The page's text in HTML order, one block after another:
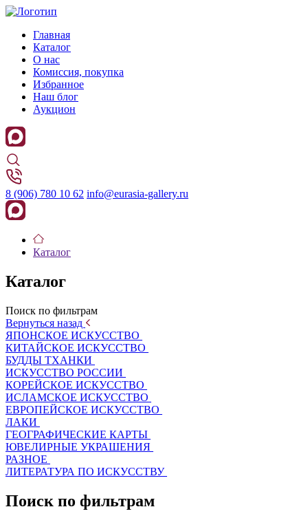
Главная
Каталог
О нас
Комиссия, покупка
Избранное
Наш блог
Аукцион
8 (906) 780 10 62 info@eurasia-gallery.ru
Каталог
Каталог
Поиск по фильтрам
Вернуться назад
ЯПОНСКОЕ ИСКУССТВО
КИТАЙСКОЕ ИСКУССТВО
БУДДЫ ТХАНКИ
ИСКУССТВО РОССИИ
КОРЕЙСКОЕ ИСКУССТВО
ИСЛАМСКОЕ ИСКУССТВО
ЕВРОПЕЙСКОЕ ИСКУССТВО
ЛАКИ
ГЕОГРАФИЧЕСКИЕ КАРТЫ
ЮВЕЛИРНЫЕ УКРАШЕНИЯ
РАЗНОЕ
ЛИТЕРАТУРА ПО ИСКУССТВУ
Поиск по фильтрам